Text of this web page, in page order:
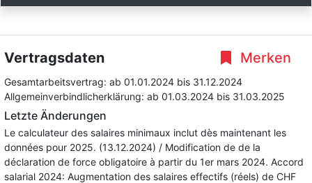
Merken
Vertragsdaten
Gesamtarbeitsvertrag: ab 01.01.2024 bis 31.12.2024
Allgemeinverbindlicherklärung: ab 01.03.2024 bis 31.03.2025
Letzte Änderungen
Le calculateur des salaires minimaux inclut dès maintenant les
données pour 2025. (13.12.2024) / Modification de de la
déclaration de force obligatoire à partir du 1er mars 2024. Accord
salarial 2024: Augmentation des salaires effectifs (réels) de CHF